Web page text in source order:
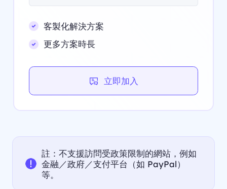
客製化解決方案
更多方案時長
立即加入
註：不支援訪問受政策限制的網站，例如
金融／政府／支付平台（如 PayPal）
等。